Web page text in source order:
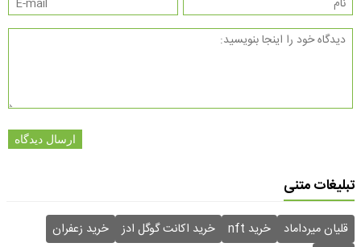
ارسال دیدگاه
تبلیغات متنی
قلیان میرداماد خرید nft خرید اکانت گوگل ادز
خرید زعفران